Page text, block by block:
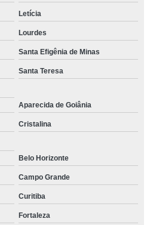
Letícia
Lourdes
Santa Efigênia de Minas
Santa Teresa
Aparecida de Goiânia
Cristalina
Belo Horizonte
Campo Grande
Curitiba
Fortaleza